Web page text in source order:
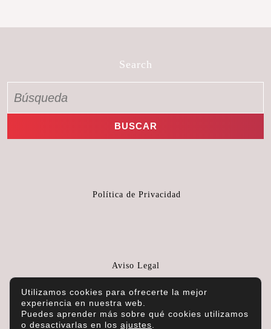
Search
Política de Privacidad
Aviso Legal
Utilizamos cookies para ofrecerte la mejor
experiencia en nuestra web.
Puedes aprender más sobre qué cookies utilizamos
o desactivarlas en los ajustes